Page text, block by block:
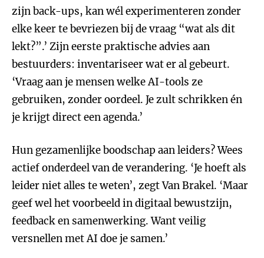
zijn back-ups, kan wél experimenteren zonder
elke keer te bevriezen bij de vraag “wat als dit
lekt?”.’ Zijn eerste praktische advies aan
bestuurders: inventariseer wat er al gebeurt.
‘Vraag aan je mensen welke AI-tools ze
gebruiken, zonder oordeel. Je zult schrikken én
je krijgt direct een agenda.’
Hun gezamenlijke boodschap aan leiders? Wees
actief onderdeel van de verandering. ‘Je hoeft als
leider niet alles te weten’, zegt Van Brakel. ‘Maar
geef wel het voorbeeld in digitaal bewustzijn,
feedback en samenwerking. Want veilig
versnellen met AI doe je samen.’